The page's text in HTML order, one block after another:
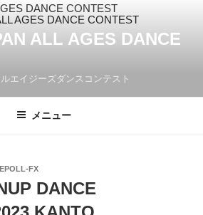
ALL AGES DANCE
エイジーズダンスコンテスト
メニュー
FX
DANCE